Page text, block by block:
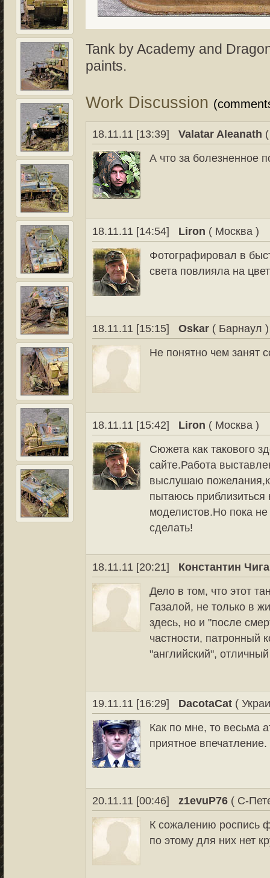
Tank by Academy and
paints.
Work Discussion
18.11.11 [13:39] Valatar Aleanath
А что за болезненное
18.11.11 [14:54] Liron ( Москва )
Фотографировал в
света повлияла на
18.11.11 [15:15] Oskar ( Барнаул )
Не понятно чем занят
18.11.11 [15:42] Liron ( Москва )
Сюжета как такового
сайте.Работа
выслушаю
пытаюсь
моделистов.Но пока не
сделать!
18.11.11 [20:21]
Константин
Дело в том, что этот
Газалой, не только в
здесь, но и "после
частности, патронный
"английский",
19.11.11 [16:29] DacotaCat (
Как по мне, то весьма
приятное впечатление.
20.11.11 [00:46] z1evuP76 ( С-
К сожалению роспись
по этому для них нет